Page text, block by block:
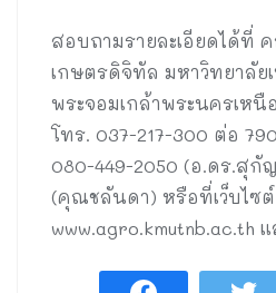
สอบถามรายละเอียดได้ที่
เกษตรดิจิทัล มหาวิทยาลัย
พระจอมเกล้าพระนครเห
โทร. 037-217-300 ต่อ
080-449-2050 (อ.ดร.สุกั
(คุณชลันดา) หรือที่เว็บไซต์
www.agro.kmutnb.ac.th